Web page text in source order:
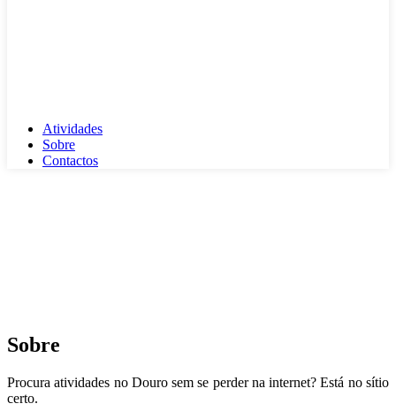
Atividades
Sobre
Contactos
Sobre
Procura atividades no Douro sem se perder na internet? Está no sítio
certo.